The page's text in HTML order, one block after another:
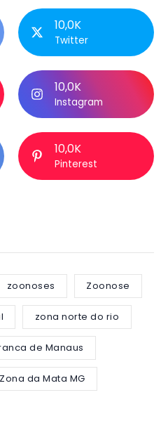
10,0K
Twitter
10,0K
Instagram
10,0K
Pinterest
zoonoses Zoonose
zona norte do rio
de Manaus
Zona da Mata MG